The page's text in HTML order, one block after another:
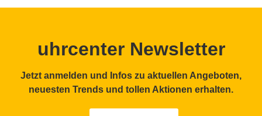
uhrcenter Newsletter
Jetzt anmelden und Infos zu aktuellen Angeboten,
neuesten Trends und tollen Aktionen erhalten.